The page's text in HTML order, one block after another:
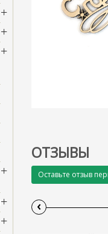
ОТЗЫВЫ
Оставьте отзыв
‹